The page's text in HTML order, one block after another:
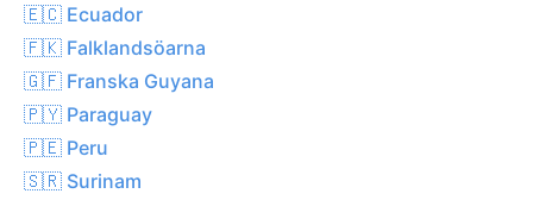
🇪🇨 Ecuador
🇫🇰 Falklandsöarna
🇬🇫 Franska Guyana
🇵🇾 Paraguay
🇵🇪 Peru
🇸🇷 Surinam